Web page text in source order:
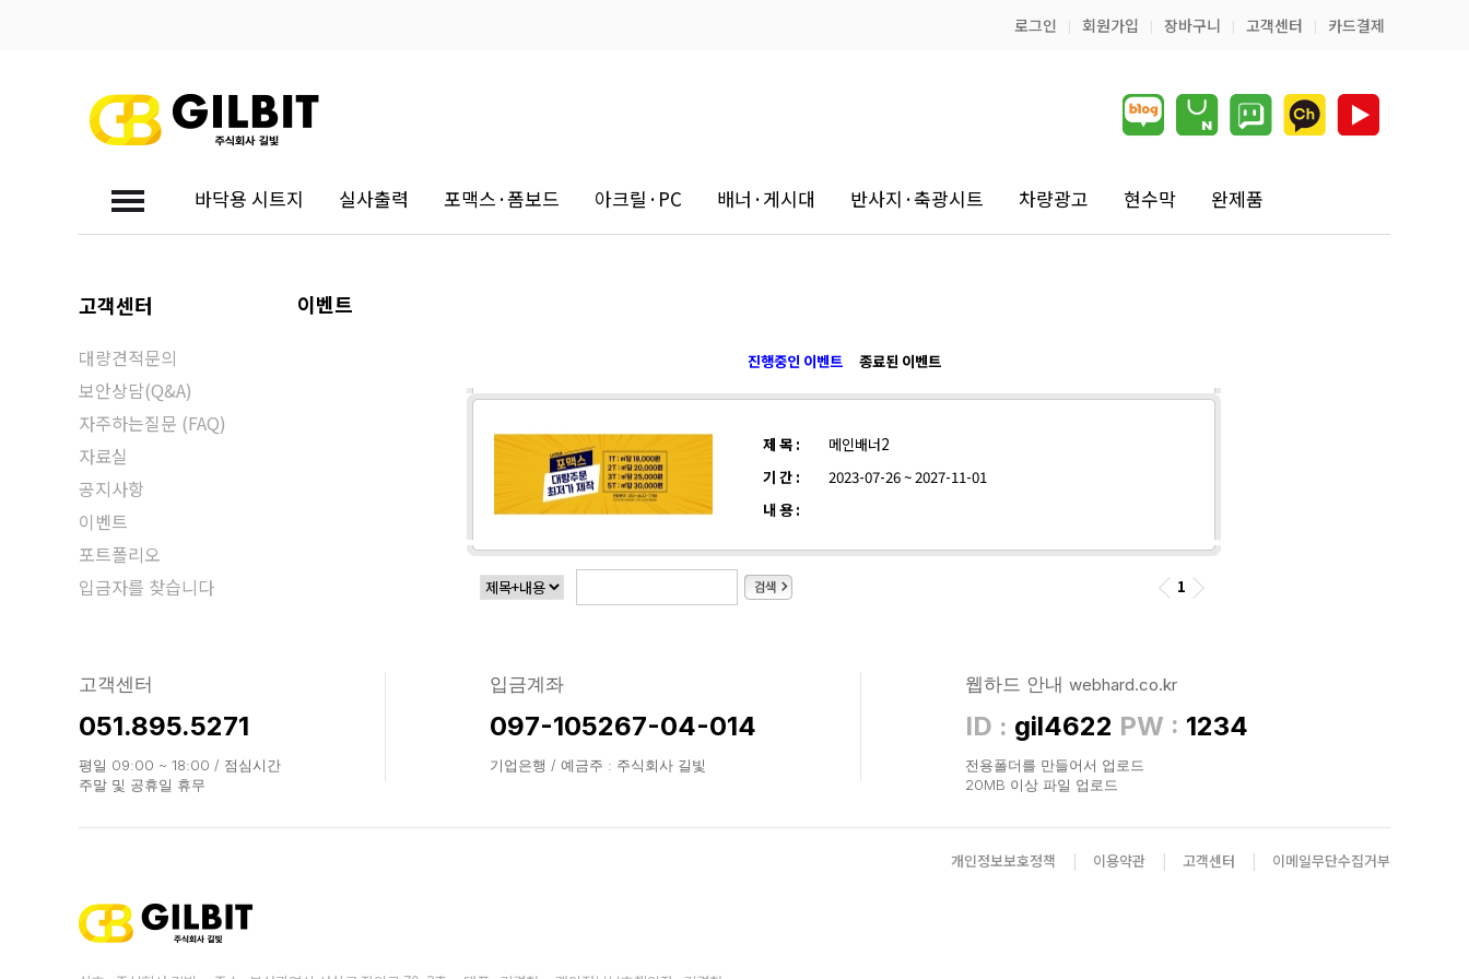
로그인 | 회원가입 | 장바구니 | 고객센터 | 카드결제
바닥용 시트지 실사출력 포맥스·폼보드 아크릴·PC 배너·게시대 반사지·축광시트 차량광고 현수막
완제품
대량견적문의
고객센터
대량견적문의
보안상담(Q&A)
자주하는질문 (FAQ)
자료실
공지사항
이벤트
포트폴리오
입금자를 찾습니다
이벤트
진행중인 이벤트 종료된 이벤트
제 목 :
메인배너2
기 간 :
2023-07-26 ~ 2027-11-01
내 용 :
1
고객센터
051.895.5271
평일 09:00 ~ 18:00 / 점심시간
주말 및 공휴일 휴무
입금계좌
097-105267-04-014
기업은행 / 예금주 : 주식회사 길빛
웹하드 안내 webhard.co.kr
ID : gil4622 PW : 1234
전용폴더를 만들어서 업로드
20MB 이상 파일 업로드
개인정보보호정책 | 이용약관 | 고객센터 | 이메일무단수집거부